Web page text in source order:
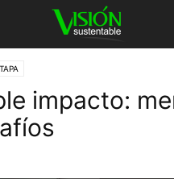
impacto: